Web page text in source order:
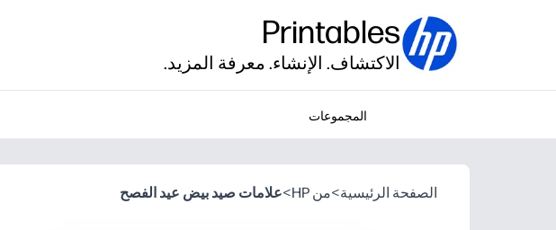
Printables
الاكتشاف. الإنشاء. معرفة المزيد.
المجموعات
الصفحة الرئيسية>من HP >علامات صيد بيض عيد الفصح